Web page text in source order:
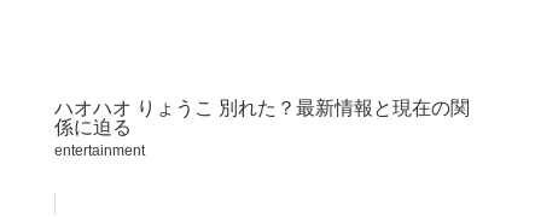
ハオハオ りょうこ 別れた？最新情報と現在の関
係に迫る
entertainment